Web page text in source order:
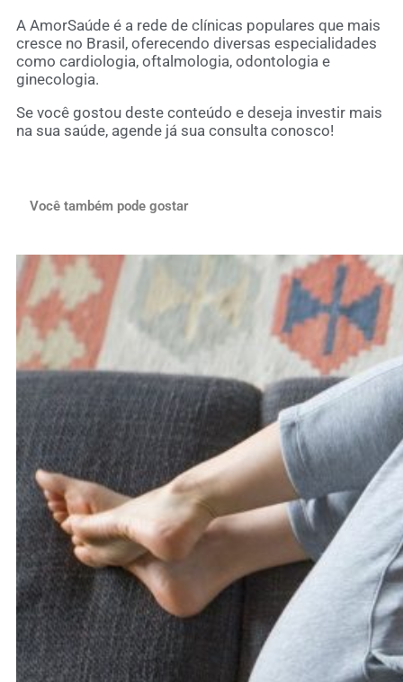
A AmorSaúde é a rede de clínicas populares que mais
cresce no Brasil, oferecendo diversas especialidades
como cardiologia, oftalmologia, odontologia e
ginecologia.
Se você gostou deste conteúdo e deseja investir mais
na sua saúde, agende já sua consulta conosco!
Você também pode gostar